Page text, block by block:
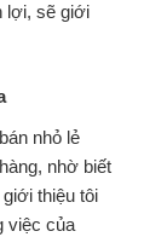
lợi, sẽ giới
nhỏ lẻ
nhờ biết
thiệu tôi
việc của